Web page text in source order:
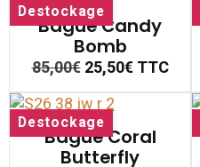
Destockage
Bague Candy
Bomb
85,00€ 25,50€TTC
Destockage
Bague Coral
Butterfly